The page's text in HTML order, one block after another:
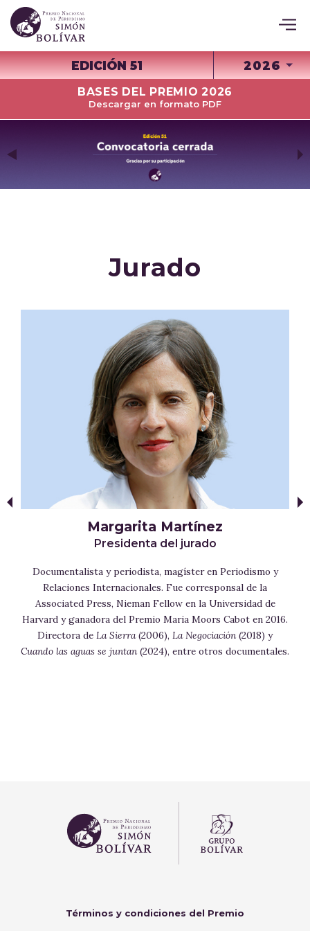
EDICIÓN 51 2026
BASES DEL PREMIO 2026
Descargar en formato PDF
Jurado
Margarita Martínez
Presidenta del jurado
Documentalista y periodista, magíster en Periodismo y
Relaciones Internacionales. Fue corresponsal de la
Associated Press, Nieman Fellow en la Universidad de
Harvard y ganadora del Premio Maria Moors Cabot en 2016.
Directora de La Sierra(2006), La Negociación (2018) y
Cuando las aguas se juntan (2024), entre otros documentales.
Términos y condiciones del Premio